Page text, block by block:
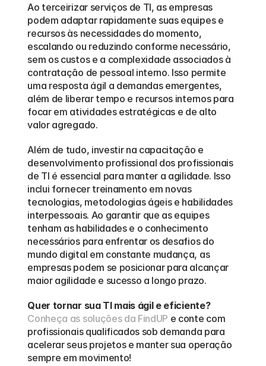
Ao terceirizar serviços de TI, as empresas
podem adaptar rapidamente suas equipes e
recursos às necessidades do momento,
escalando ou reduzindo conforme necessário,
sem os custos e a complexidade associados à
contratação de pessoal interno. Isso permite
uma resposta ágil a demandas emergentes,
além de liberar tempo e recursos internos para
focar em atividades estratégicas e de alto
valor agregado.
Além de tudo, investir na capacitação e
desenvolvimento profissional dos profissionais
de TI é essencial para manter a agilidade. Isso
inclui fornecer treinamento em novas
tecnologias, metodologias ágeis e habilidades
interpessoais. Ao garantir que as equipes
tenham as habilidades e o conhecimento
necessários para enfrentar os desafios do
mundo digital em constante mudança, as
empresas podem se posicionar para alcançar
maior agilidade e sucesso a longo prazo.
Quer tornar sua TI mais ágil e eficiente?
Conheça as soluções da FindUP e conte com
profissionais qualificados sob demanda para
acelerar seus projetos e manter sua operação
sempre em movimento!